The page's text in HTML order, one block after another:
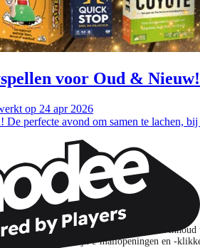
voor Oud &
op 24 apr 2026
De perfecte avond om samen te lachen,
meer spelnieuws ontvangen?
nieuwe releases en gepersonaliseerde inhoud
interesses en mijn e-mailopeningen en -